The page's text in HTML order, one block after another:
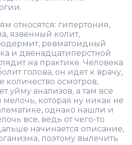
относятся: гипертония,
язвенный колит,
ревматоидный
и двенадцатиперстной
на практике. Человека
голова, он идет к врачу,
количество осмотров,
уйму анализов, а там все
мелочь, которая ну никак не
однако нашли и
все, ведь от чего-то
начинается описание,
поэтому вылечить